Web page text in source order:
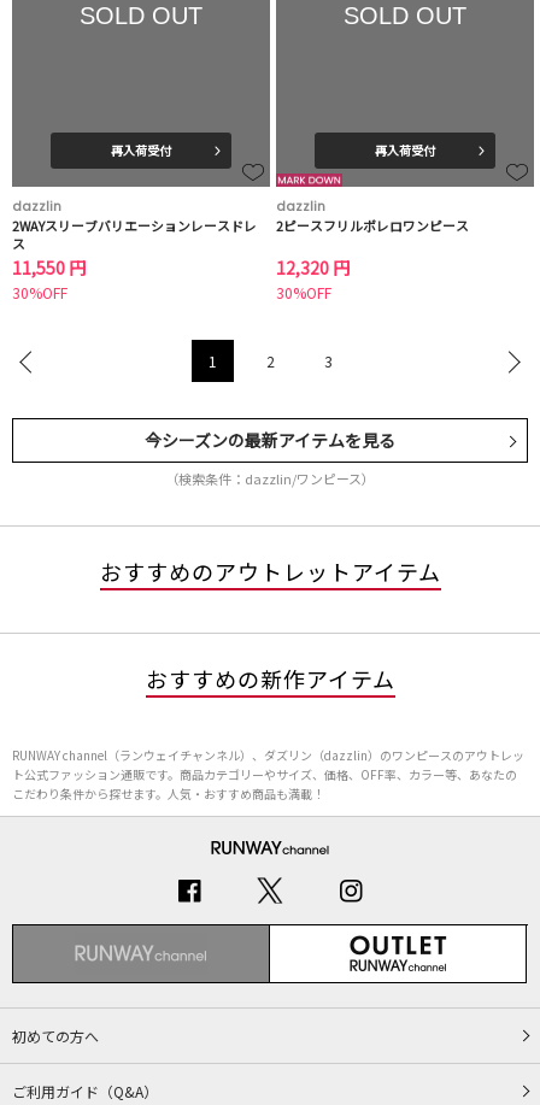
SOLD OUT
再入荷受付
dazzlin
2WAYスリーブバリエーションレースドレ
ス
11,550 円
30%OFF
SOLD OUT
再入荷受付
dazzlin
2ピースフリルボレロワンピース
12,320 円
30%OFF
1 2 3
今シーズンの最新アイテムを見る
（検索条件：dazzlin/ワンピース）
おすすめのアウトレットアイテム
おすすめの新作アイテム
RUNWAY channel（ランウェイチャンネル）、ダズリン（dazzlin）のワンピースのアウトレッ
ト公式ファッション通販です。商品カテゴリーやサイズ、価格、OFF率、カラー等、あなたの
こだわり条件から探せます。人気・おすすめ商品も満載！
初めての方へ
ご利用ガイド（Q&A）